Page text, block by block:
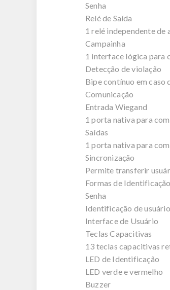
Senha
Relé de Saída
1 relé independente de
Campainha
1 interface lógica para
Detecção de violação
Bipe contínuo em caso
Comunicação
Entrada Wiegand
1 porta nativa para
Saídas
1 porta nativa para
Sincronização
Permite transferir
Formas de Identificação
Senha
Identificação de
Interface de Usuário
Teclas Capacitivas
13 teclas capacitivas
LED de Identificação
LED verde e vermelho
Buzzer